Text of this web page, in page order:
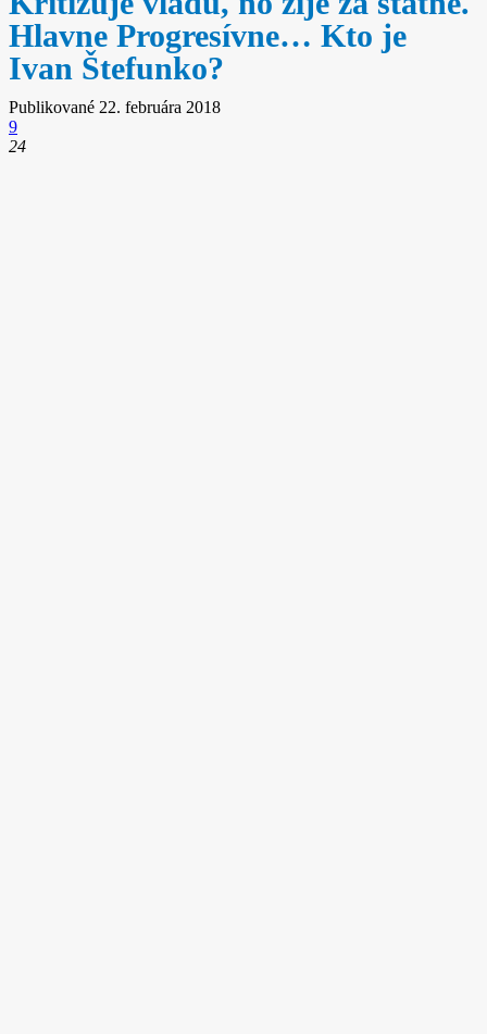
Hlavne Progresívne… Kto je
Ivan Štefunko?
Publikované 22. februára 2018
9
24